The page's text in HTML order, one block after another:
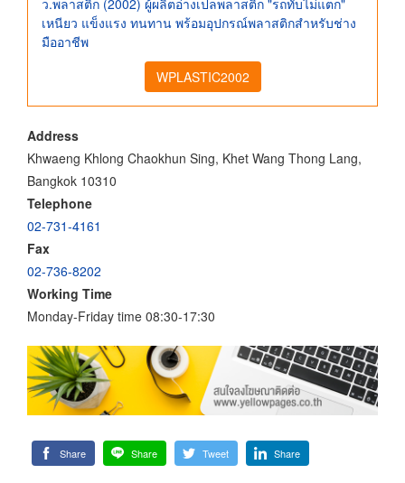
ว.พลาสติก (2002) ผู้ผลิตอ่างเปลพลาสติก "รถทับไม่แตก"
เหนียว แข็งแรง ทนทาน พร้อมอุปกรณ์พลาสติกสำหรับช่าง
มืออาชีพ
WPLASTIC2002
Address
Khwaeng Khlong Chaokhun Sing, Khet Wang Thong Lang,
Bangkok 10310
Telephone
02-731-4161
Fax
02-736-8202
Working Time
Monday-Friday time 08:30-17:30
Share Share Tweet Share